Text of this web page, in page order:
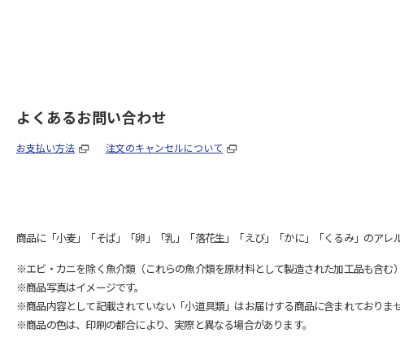
よくあるお問い合わせ
お支払い方法 注文のキャンセルについて
商品に「小麦」「そば」「卵」「乳」「落花生」「えび」「かに」「くるみ」のアレ
※エビ・カニを除く魚介類（これらの魚介類を原材料として製造された加工品も含む
※商品写真はイメージです。
※商品内容として記載されていない「小道具類」はお届けする商品に含まれておりませ
※商品の色は、印刷の都合により、実際と異なる場合があります。